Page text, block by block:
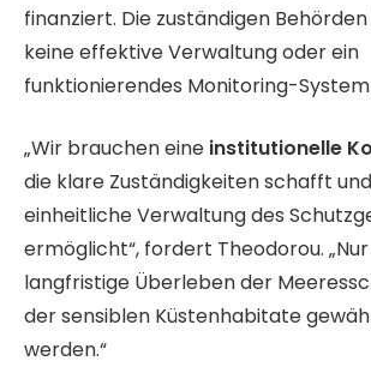
finanziert. Die zuständigen
keine effektive Verwaltung oder ein
funktionierendes Monitoring-
„Wir brauchen eine institutionelle
die klare Zuständigkeiten schafft
einheitliche Verwaltung des
ermöglicht“, fordert Theodorou.
langfristige Überleben der
der sensiblen Küstenhabitate
werden.“